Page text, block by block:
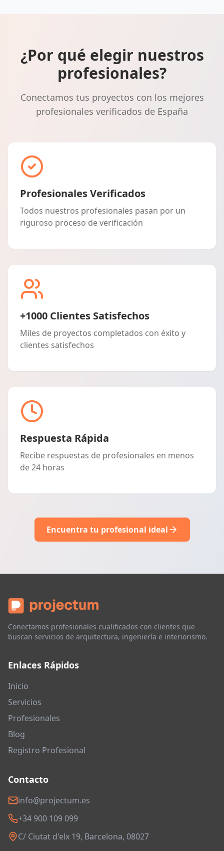
¿Por qué elegir nuestros
profesionales?
Conectamos tus proyectos con los mejores
profesionales verificados de España
Profesionales Verificados
Todos nuestros profesionales pasan por un
riguroso proceso de verificación
+1000 Clientes Satisfechos
Miles de proyectos completados con éxito y
clientes satisfechos
Respuesta Rápida
Recibe respuestas de profesionales en menos
de 24 horas
Encuentra tu profesional ideal
Conectamos profesionales cualificados con clientes que
buscan servicios de arquitectura, ingeniería e interiorismo.
Enlaces Rápidos
Inicio
Servicios
Profesionales
Blog
Registro Profesional
Contacto
info@projectum.es
+34 900 109 099
C/ Ciutat d'elx 19, Barcelona, 08027